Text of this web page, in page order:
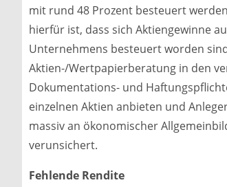
mit rund 48 Prozent besteuert
hierfür ist, dass sich Aktiengewinne
Unternehmens besteuert worden
Aktien-/Wertpapierberatung in den
Dokumentations- und
einzelnen Aktien anbieten und
massiv an ökonomischer
verunsichert.
Fehlende Rendite